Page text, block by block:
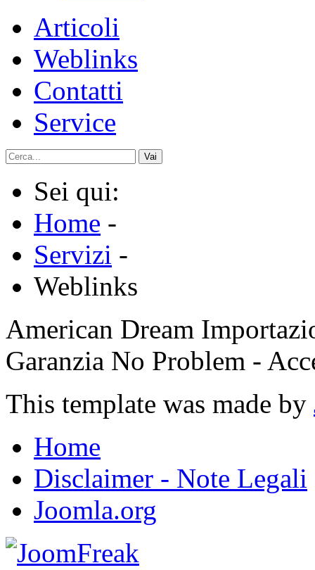
Articoli
Weblinks
Contatti
Service
Vai
Sei qui:
Home -
Servizi -
Weblinks
American Dream
Garanzia No Problem -
This template was made by
Home
Disclaimer - Note Legali
Joomla.org